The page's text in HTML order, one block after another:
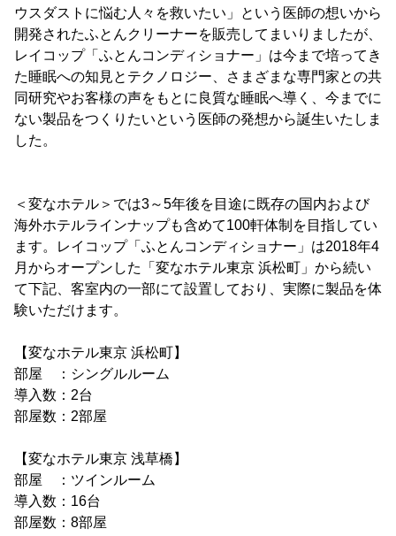
ウスダストに悩む人々を救いたい」という医師の想いから
開発されたふとんクリーナーを販売してまいりましたが、
レイコップ「ふとんコンディショナー」は今まで培ってき
た睡眠への知見とテクノロジー、さまざまな専門家との共
同研究やお客様の声をもとに良質な睡眠へ導く、今までに
ない製品をつくりたいという医師の発想から誕生いたしま
した。
＜変なホテル＞では3～5年後を目途に既存の国内および
海外ホテルラインナップも含めて100軒体制を目指してい
ます。レイコップ「ふとんコンディショナー」は2018年4
月からオープンした「変なホテル東京 浜松町」から続い
て下記、客室内の一部にて設置しており、実際に製品を体
験いただけます。
【変なホテル東京 浜松町】
部屋 ：シングルルーム
導入数：2台
部屋数：2部屋
【変なホテル東京 浅草橋】
部屋 ：ツインルーム
導入数：16台
部屋数：8部屋